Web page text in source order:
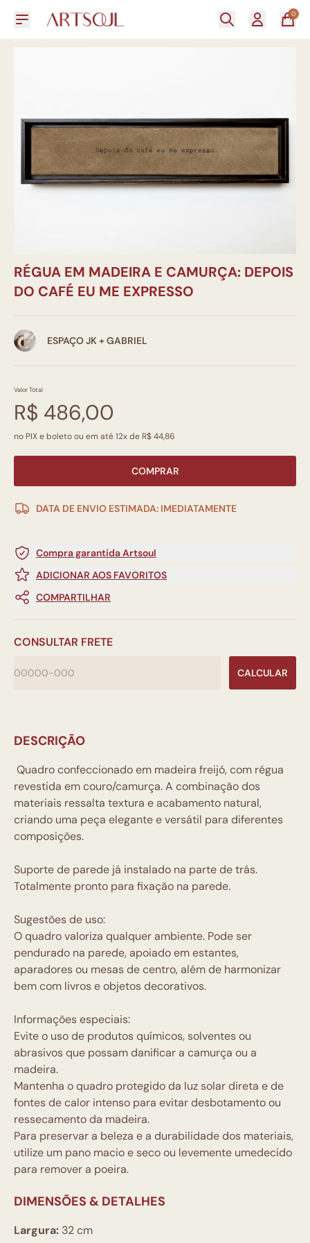
0
RÉGUA EM MADEIRA E CAMURÇA: DEPOIS
DO CAFÉ EU ME EXPRESSO
ESPAÇO JK + GABRIEL
Valor Total
R$ 486,00
no PIX e boleto ou em até 12x de R$ 44,86
COMPRAR
DATA DE ENVIO ESTIMADA: IMEDIATAMENTE
Compra garantida Artsoul
ADICIONAR AOS FAVORITOS
COMPARTILHAR
CONSULTAR FRETE
CALCULAR
DESCRIÇÃO
Quadro confeccionado em madeira freijó, com régua
revestida em couro/camurça. A combinação dos
materiais ressalta textura e acabamento natural,
criando uma peça elegante e versátil para diferentes
composições.
Suporte de parede já instalado na parte de trás.
Totalmente pronto para fixação na parede.
Sugestões de uso:
O quadro valoriza qualquer ambiente. Pode ser
pendurado na parede, apoiado em estantes,
aparadores ou mesas de centro, além de harmonizar
bem com livros e objetos decorativos.
Informações especiais:
Evite o uso de produtos químicos, solventes ou
abrasivos que possam danificar a camurça ou a
madeira.
Mantenha o quadro protegido da luz solar direta e de
fontes de calor intenso para evitar desbotamento ou
ressecamento da madeira.
Para preservar a beleza e a durabilidade dos materiais,
utilize um pano macio e seco ou levemente umedecido
para remover a poeira.
DIMENSÕES & DETALHES
Largura: 32 cm